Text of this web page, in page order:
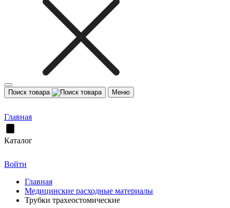
Поиск товара Меню
Главная
Каталог
Войти
Главная
Медицинские расходные материалы
Трубки трахеостомические